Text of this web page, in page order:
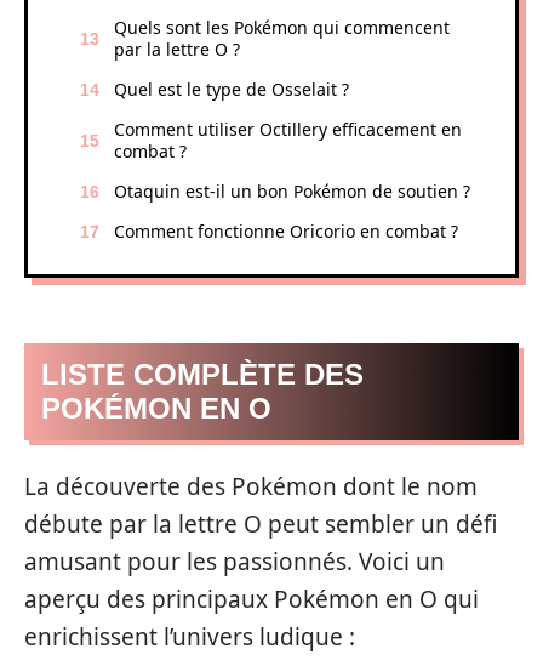
Quels sont les Pokémon qui commencent
par la lettre O ?
Quel est le type de Osselait ?
Comment utiliser Octillery efficacement en
combat ?
Otaquin est-il un bon Pokémon de soutien ?
Comment fonctionne Oricorio en combat ?
LISTE COMPLÈTE DES
POKÉMON EN O
La découverte des Pokémon dont le nom
débute par la lettre O peut sembler un défi
amusant pour les passionnés. Voici un
aperçu des principaux Pokémon en O qui
enrichissent l’univers ludique :